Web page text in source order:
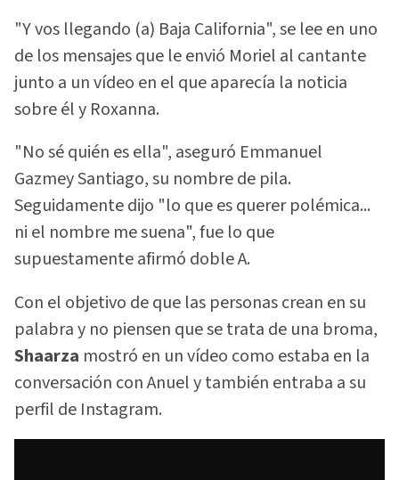
"Y vos llegando (a) Baja California", se lee en uno
de los mensajes que le envió Moriel al cantante
junto a un vídeo en el que aparecía la noticia
sobre él y Roxanna.
"No sé quién es ella", aseguró Emmanuel
Gazmey Santiago, su nombre de pila.
Seguidamente dijo "lo que es querer polémica...
ni el nombre me suena", fue lo que
supuestamente afirmó doble A.
Con el objetivo de que las personas crean en su
palabra y no piensen que se trata de una broma,
Shaarza mostró en un vídeo como estaba en la
conversación con Anuel y también entraba a su
perfil de Instagram.